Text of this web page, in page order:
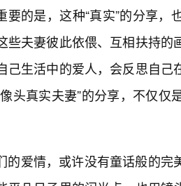
要的是，这种“真实”的分享
些夫妻彼此依偎、互相扶持
己生活中的爱人，会反思自
头真实夫妻”的分享，不仅
的爱情，或许没有童话般的完